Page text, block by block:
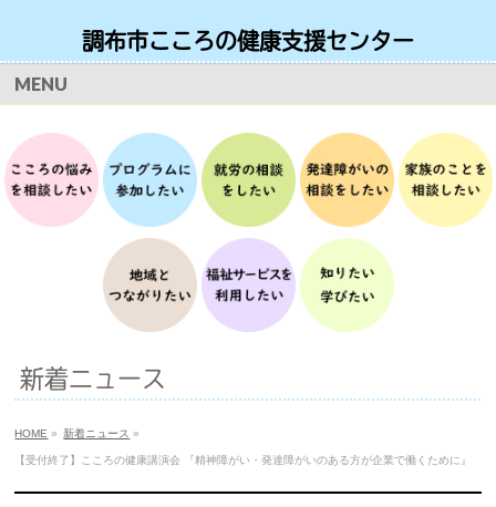
調布市こころの健康支援センター
お問い合わせ・ご予約 月曜日から土曜日 9時から17時
TEL042-490-8166
MENU
新着ニュース
HOME » 新着ニュース »
【受付終了】こころの健康講演会 『精神障がい・発達障がいのある方が企業で働くために』